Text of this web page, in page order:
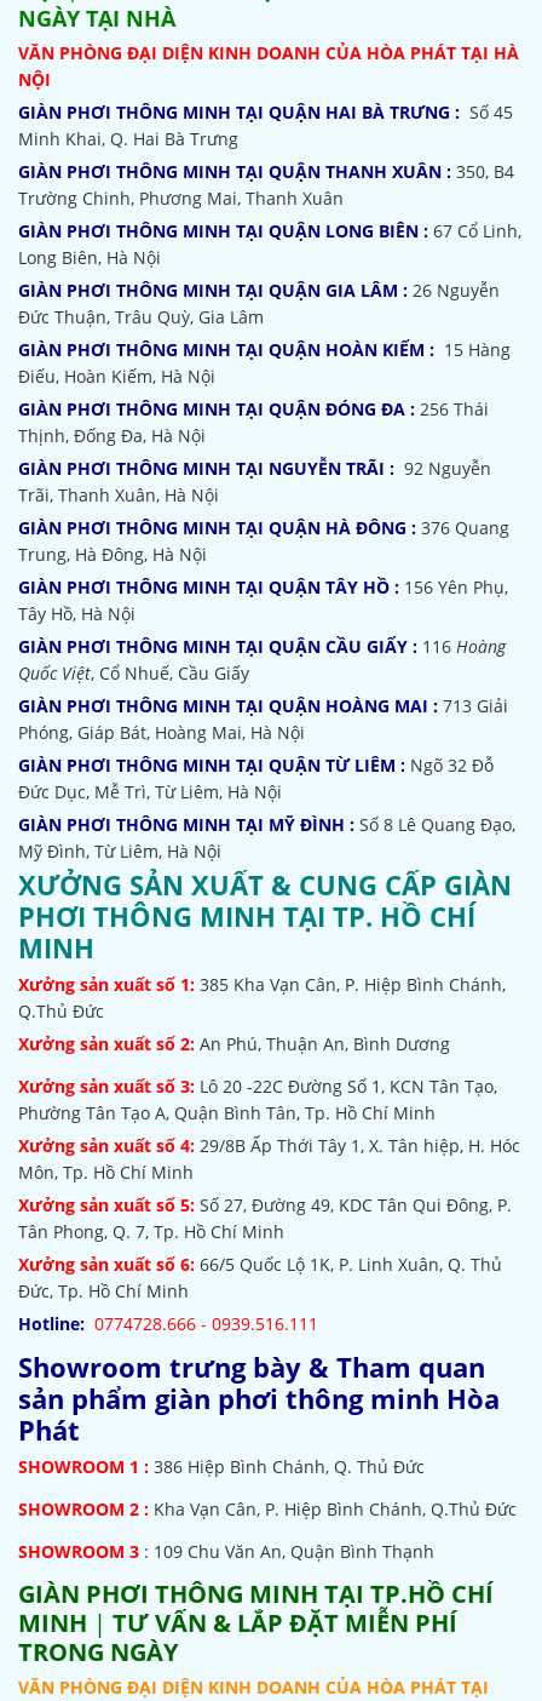
NGÀY TẠI NHÀ
VĂN PHÒNG ĐẠI DIỆN KINH DOANH CỦA HÒA PHÁT TẠI HÀ
NỘI
GIÀN PHƠI THÔNG MINH TẠI QUẬN HAI BÀ TRƯNG : Số 45
Minh Khai, Q. Hai Bà Trưng
GIÀN PHƠI THÔNG MINH TẠI QUẬN THANH XUÂN : 350, B4
Trường Chinh, Phương Mai, Thanh Xuân
GIÀN PHƠI THÔNG MINH TẠI QUẬN LONG BIÊN : 67 Cổ Linh,
Long Biên, Hà Nội
GIÀN PHƠI THÔNG MINH TẠI QUẬN GIA LÂM : 26 Nguyễn
Đức Thuận, Trâu Quỳ, Gia Lâm
GIÀN PHƠI THÔNG MINH TẠI QUẬN HOÀN KIẾM : 15 Hàng
Điếu, Hoàn Kiếm, Hà Nội
GIÀN PHƠI THÔNG MINH TẠI QUẬN ĐÓNG ĐA : 256 Thái
Thịnh, Đống Đa, Hà Nội
GIÀN PHƠI THÔNG MINH TẠI NGUYỄN TRÃI : 92 Nguyễn
Trãi, Thanh Xuân, Hà Nội
GIÀN PHƠI THÔNG MINH TẠI QUẬN HÀ ĐÔNG : 376 Quang
Trung, Hà Đông, Hà Nội
GIÀN PHƠI THÔNG MINH TẠI QUẬN TÂY HỒ : 156 Yên Phụ,
Tây Hồ, Hà Nội
GIÀN PHƠI THÔNG MINH TẠI QUẬN CẦU GIẤY : 116 Hoàng
Quốc Việt, Cổ Nhuế, Cầu Giấy
GIÀN PHƠI THÔNG MINH TẠI QUẬN HOÀNG MAI : 713 Giải
Phóng, Giáp Bát, Hoàng Mai, Hà Nội
GIÀN PHƠI THÔNG MINH TẠI QUẬN TỪ LIÊM : Ngõ 32 Đỗ
Đức Dục, Mễ Trì, Từ Liêm, Hà Nội
GIÀN PHƠI THÔNG MINH TẠI MỸ ĐÌNH : Số 8 Lê Quang Đạo,
Mỹ Đình, Từ Liêm, Hà Nội
XƯỞNG SẢN XUẤT & CUNG CẤP GIÀN
PHƠI THÔNG MINH TẠI TP. HỒ CHÍ
MINH
Xưởng sản xuất số 1: 385 Kha Vạn Cân, P. Hiệp Bình Chánh,
Q.Thủ Đức
Xưởng sản xuất số 2: An Phú, Thuận An, Bình Dương
Xưởng sản xuất số 3: Lô 20 -22C Đường Số 1, KCN Tân Tạo,
Phường Tân Tạo A, Quận Bình Tân, Tp. Hồ Chí Minh
Xưởng sản xuất số 4: 29/8B Ấp Thới Tây 1, X. Tân hiệp, H. Hóc
Môn, Tp. Hồ Chí Minh
Xưởng sản xuất số 5: Số 27, Đường 49, KDC Tân Qui Đông, P.
Tân Phong, Q. 7, Tp. Hồ Chí Minh
Xưởng sản xuất số 6: 66/5 Quốc Lộ 1K, P. Linh Xuân, Q. Thủ
Đức, Tp. Hồ Chí Minh
Hotline: 0774728.666 - 0939.516.111
Showroom trưng bày & Tham quan
sản phẩm giàn phơi thông minh Hòa
Phát
SHOWROOM 1 : 386 Hiệp Bình Chánh, Q. Thủ Đức
SHOWROOM 2 : Kha Vạn Cân, P. Hiệp Bình Chánh, Q.Thủ Đức
SHOWROOM 3 : 109 Chu Văn An, Quận Bình Thạnh
GIÀN PHƠI THÔNG MINH TẠI TP.HỒ CHÍ
MINH | TƯ VẤN & LẮP ĐẶT MIỄN PHÍ
TRONG NGÀY
VĂN PHÒNG ĐẠI DIỆN KINH DOANH CỦA HÒA PHÁT TẠI